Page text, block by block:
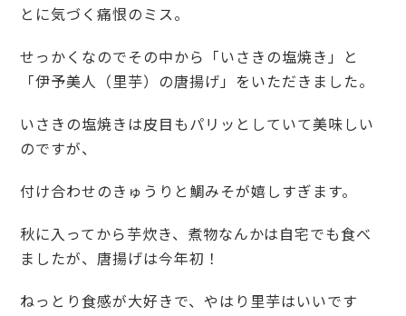
とに気づく痛恨のミス。
せっかくなのでその中から「いさきの塩焼き」と
「伊予美人（里芋）の唐揚げ」をいただきました。
いさきの塩焼きは皮目もパリッとしていて美味しい
のですが、
付け合わせのきゅうりと鯛みそが嬉しすぎます。
秋に入ってから芋炊き、煮物なんかは自宅でも食べ
ましたが、唐揚げは今年初！
ねっとり食感が大好きで、やはり里芋はいいです